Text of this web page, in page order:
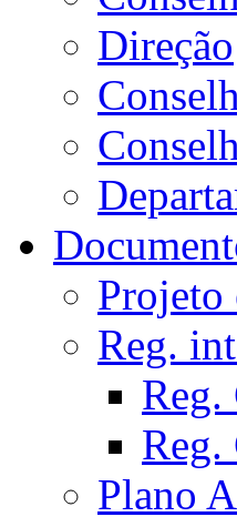
Direção
Projeto
Reg.
Reg.
Reg.
Plano